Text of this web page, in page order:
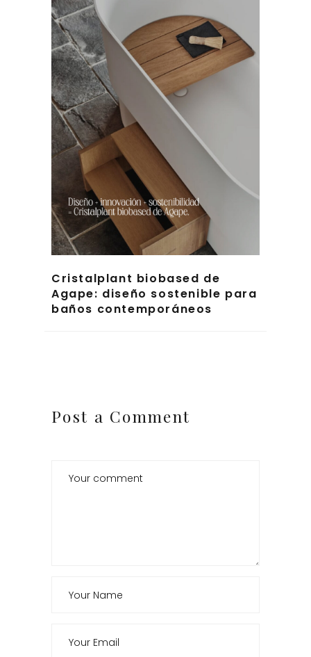
Cristalplant biobased de
Agape: diseño sostenible para
baños contemporáneos
Post a Comment